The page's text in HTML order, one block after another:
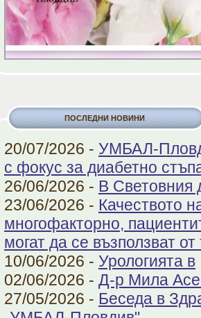
ПОСЛЕДНИ НОВИНИ
20/07/2026 - УМБАЛ-
с фокус за диабетно
26/06/2026 - В Световния
23/06/2026 - Качеството
многофакторно,
могат да се възползват от
10/06/2026 - Урологията в
02/06/2026 - Д-р Мила
27/05/2026 - Беседа в